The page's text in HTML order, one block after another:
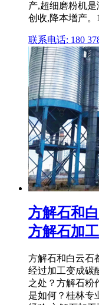
产,超细磨粉机
创收,降本增产
联系电话: 180
方解石和
方解石加
方解石和白云石
经过加工变成碳
之处？方解石粉
是如何？桂林专